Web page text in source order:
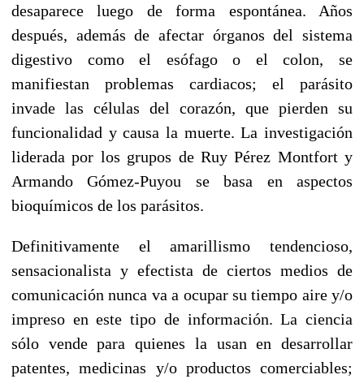
desaparece luego de forma espontánea. Años
después, además de afectar órganos del sistema
digestivo como el esófago o el colon, se
manifiestan problemas cardiacos; el parásito
invade las células del corazón, que pierden su
funcionalidad y causa la muerte. La investigación
liderada por los grupos de Ruy Pérez Montfort y
Armando Gómez-Puyou se basa en aspectos
bioquímicos de los parásitos.
Definitivamente el amarillismo tendencioso,
sensacionalista y efectista de ciertos medios de
comunicación nunca va a ocupar su tiempo aire y/o
impreso en este tipo de información. La ciencia
sólo vende para quienes la usan en desarrollar
patentes, medicinas y/o productos comerciables;